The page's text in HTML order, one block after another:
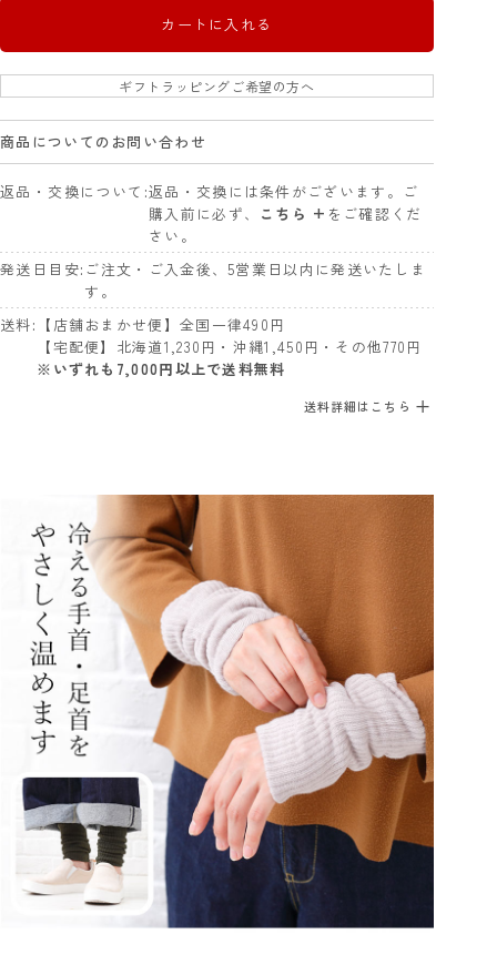
カートに入れる
ギフトラッピングご希望の方へ
商品についてのお問い合わせ
返品・交換について 返品・交換には条件がございます。ご
購入前に必ず、 こちら + をご確認くだ
さい。
発送日目安 ご注文・ご入金後、5営業日以内に発送いたしま
す。
送料
【店舗おまかせ便】全国一律490円
【宅配便】北海道1,230円・沖縄1,450円・その他770円
※いずれも7,000円以上で送料無料
送料詳細はこちら